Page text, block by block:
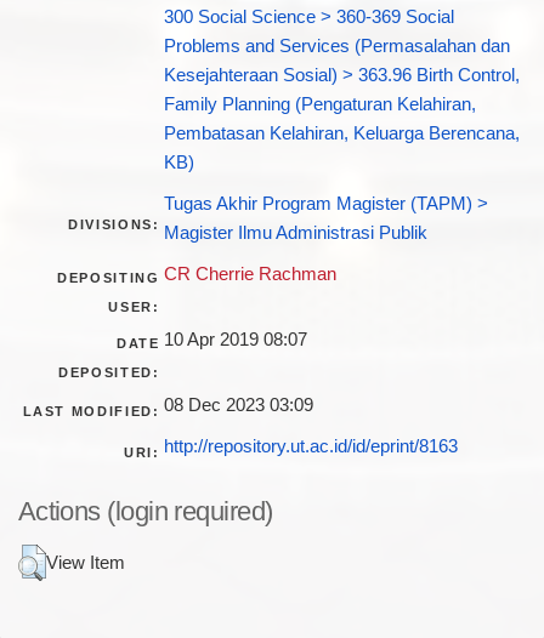
300 Social Science > 360-369 Social
Problems and Services (Permasalahan dan
Kesejahteraan Sosial) > 363.96 Birth Control,
Family Planning (Pengaturan Kelahiran,
Pembatasan Kelahiran, Keluarga Berencana,
KB)
DIVISIONS:
Tugas Akhir Program Magister (TAPM) >
Magister Ilmu Administrasi Publik
DEPOSITING
USER:
CR Cherrie Rachman
DATE
DEPOSITED:
10 Apr 2019 08:07
LAST MODIFIED: 08 Dec 2023 03:09
URI: http://repository.ut.ac.id/id/eprint/8163
Actions (login required)
View Item